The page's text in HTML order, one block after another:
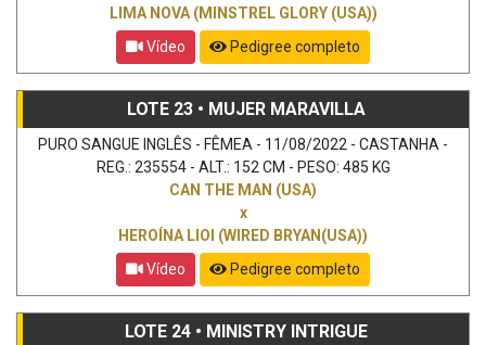
LIMA NOVA (MINSTREL GLORY (USA))
Vídeo
Pedigree completo
LOTE 23 • MUJER MARAVILLA
PURO SANGUE INGLÊS - FÊMEA - 11/08/2022 - CASTANHA -
REG.: 235554 - ALT.: 152 CM - PESO: 485 KG
CAN THE MAN (USA)
x
HEROÍNA LIOI (WIRED BRYAN(USA))
Vídeo
Pedigree completo
LOTE 24 • MINISTRY INTRIGUE